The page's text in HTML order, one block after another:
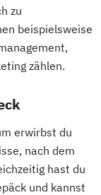
zu
beispielsweise
zählen.
erwirbst du
nach dem
hast du
und kannst